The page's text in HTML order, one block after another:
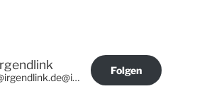
@irgendlink.de@irgendlink.de
Folgen